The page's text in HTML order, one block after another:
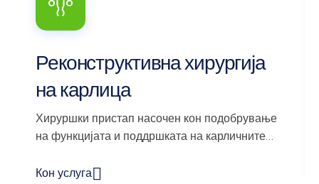
Реконструктивна хирургија
на карлица
Хируршки пристап насочен кон подобрување
на функцијата и поддршката на карличните
Кон услуга